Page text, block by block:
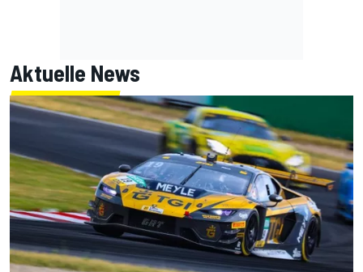
Aktuelle News